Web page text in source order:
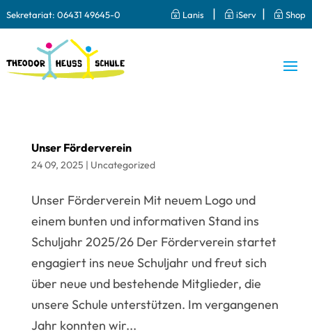
Sekretariat: 06431 49645-0 ~ Lanis | ~ iServ | ~ Shop
Unser Förderverein
24 09, 2025 | Uncategorized
Unser Förderverein Mit neuem Logo und
einem bunten und informativen Stand ins
Schuljahr 2025/26 Der Förderverein startet
engagiert ins neue Schuljahr und freut sich
über neue und bestehende Mitglieder, die
unsere Schule unterstützen. Im vergangenen
Jahr konnten wir...